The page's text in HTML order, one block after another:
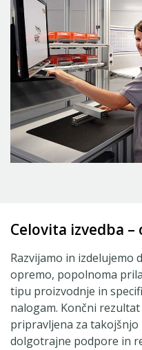
Celovita izvedba
Razvijamo in izdelujemo
opremo, popolnoma
tipu proizvodnje in
nalogam. Končni
pripravljena za
dolgotrajne podpore in